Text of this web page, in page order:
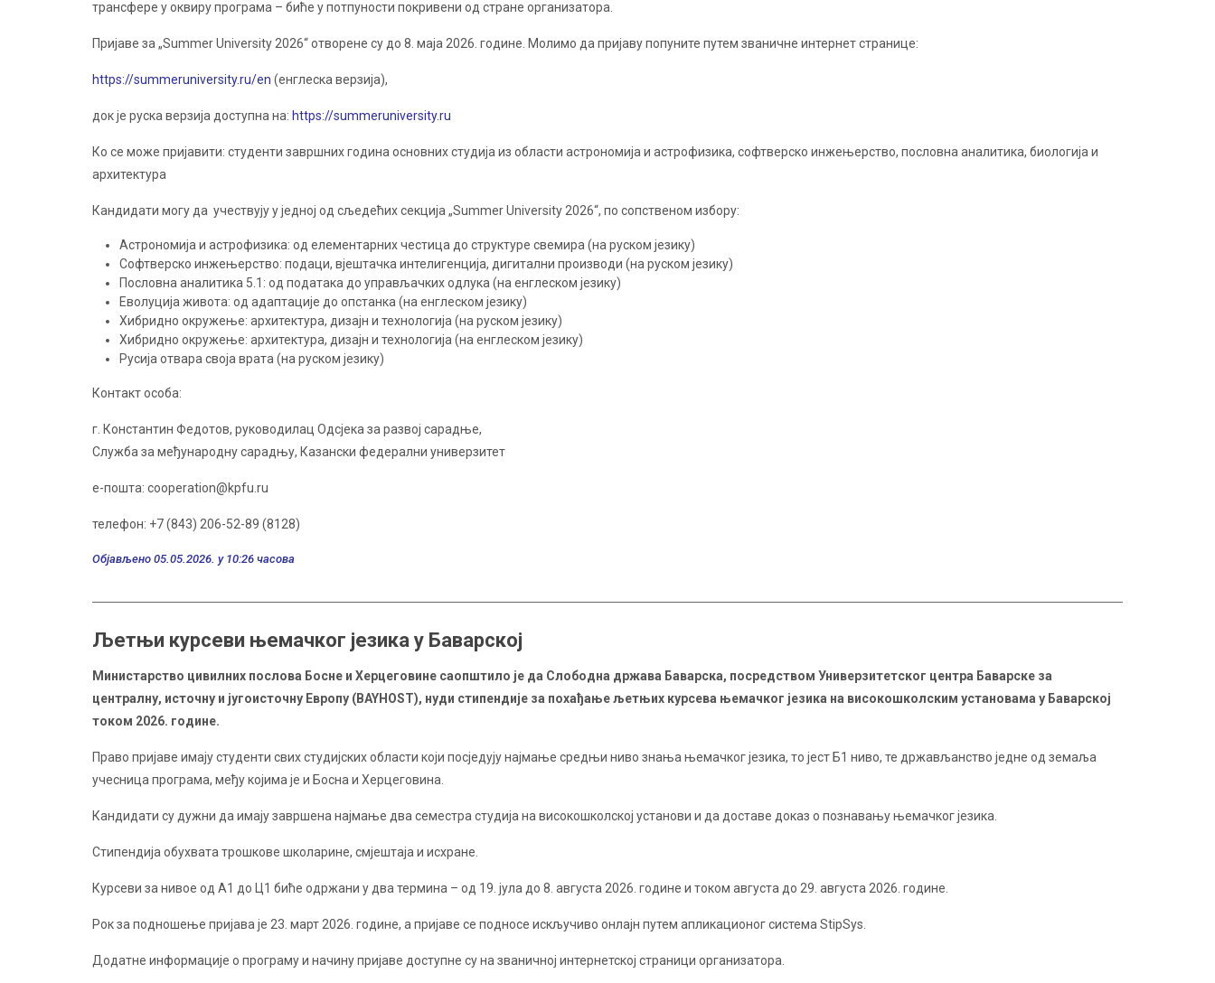
трансфере у оквиру програма – биће у потпуности покривени од стране организатора.
Пријаве за „Summer University 2026“ отворене су до 8. маја 2026. године. Молимо да пријаву попуните путем званичне интернет странице:
https://summeruniversity.ru/en (енглеска верзија),
док је руска верзија доступна на: https://summeruniversity.ru
Ко се може пријавити: студенти завршних година основних студија из области астрономија и астрофизика, софтверско инжењерство, пословна аналитика, биологија и
архитектура
Кандидати могу да учествују у једној од сљедећих секција „Summer University 2026“, по сопственом избору:
Астрономија и астрофизика: од елементарних честица до структуре свемира (на руском језику)
Софтверско инжењерство: подаци, вјештачка интелигенција, дигитални производи (на руском језику)
Пословна аналитика 5.1: од података до управљачких одлука (на енглеском језику)
Еволуција живота: од адаптације до опстанка (на енглеском језику)
Хибридно окружење: архитектура, дизајн и технологија (на руском језику)
Хибридно окружење: архитектура, дизајн и технологија (на енглеском језику)
Русија отвара своја врата (на руском језику)
Контакт особа:
г. Константин Федотов, руководилац Одсјека за развој сарадње,
Служба за међународну сарадњу, Казански федерални универзитет
е-пошта: cooperation@kpfu.ru
телефон: +7 (843) 206-52-89 (8128)
Објављено 05.05.2026. у 10:26 часова
Љетњи курсеви њемачког језика у Баварској
Министарство цивилних послова Босне и Херцеговине саопштило је да Слободна држава Баварска, посредством Универзитетског центра Баварске за
централну, источну и југоисточну Европу (BAYHOST), нуди стипендије за похађање љетњих курсева њемачког језика на високошколским установама у Баварској
током 2026. године.
Право пријаве имају студенти свих студијских области који посједују најмање средњи ниво знања њемачког језика, то јест Б1 ниво, те држављанство једне од земаља
учесница програма, међу којима је и Босна и Херцеговина.
Кандидати су дужни да имају завршена најмање два семестра студија на високошколској установи и да доставе доказ о познавању њемачког језика.
Стипендија обухвата трошкове школарине, смјештаја и исхране.
Курсеви за нивое од А1 до Ц1 биће одржани у два термина – од 19. јула до 8. августа 2026. године и током августа до 29. августа 2026. године.
Рок за подношење пријава је 23. март 2026. године, а пријаве се подносе искључиво онлајн путем апликационог система StipSys.
Додатне информације о програму и начину пријаве доступне су на званичној интернетској страници организатора.